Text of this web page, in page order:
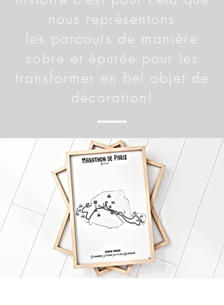
nous représentons
les parcours de manière
sobre et épurée pour les
transformer en bel objet de
décoration!